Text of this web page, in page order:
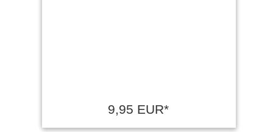
9,95 EUR*